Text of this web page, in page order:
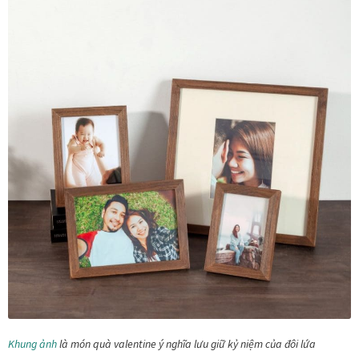
Quà Tết Doanh nghiệp 2026
Quy định khu vực giao hàng
Sản phẩm mới
Tài khoản
Khung ảnhlà món quà valentine ý nghĩa lưu giữ kỷ niệm của đôi lứa